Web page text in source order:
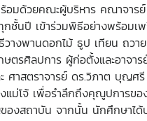
อมด้วยคณะผู้บริหาร คณาจาร
กชั้นปี เข้าร่วมพิธีอย่างพร้อมเ
างพานดอกไม้ ธูป เทียน ถวา
ษตรศิลปการ ผู้ก่อตั้งและอาจา
ศาสตราจารย์ ดร.วิภาต บุญศ
แม่โจ้ เพื่อรำลึกถึงคุณูปการข
องสถาบัน จากนั้น นักศึกษาได้